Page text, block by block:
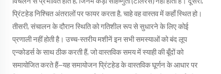
प्रिंटहेड निश्चित अंतरालों पर फायर करता है, चाहे वह वास्तव में कहाँ स्थित हो।
तीसरी, संचालन के दौरान स्थिति को गतिशील रूप से सुधारने के लिए कोई
प्रणाली नहीं होती है। उच्च-स्तरीय मशीनें इन सभी समस्याओं को बंद लूप
एन्कोडर्स के साथ ठीक करती हैं, जो वास्तविक समय में स्याही की बूँदों को
समायोजित करते हैं—यह समायोजन प्रिंटहेड के वास्तविक घूर्णन के आधार पर